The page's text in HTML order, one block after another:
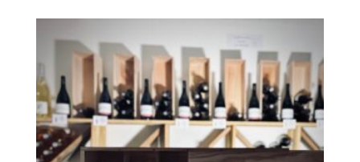
à
199,00€